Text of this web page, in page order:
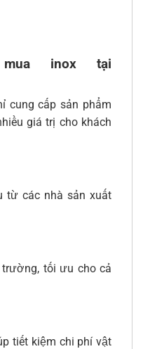
inox tại
cung cấp sản phẩm
giá trị cho khách
từ các nhà sản xuất
tối ưu cho cả
tiết kiệm chi phí vật